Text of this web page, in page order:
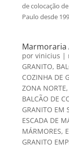
de colocação
Paulo desde
Marmoraria
por vinicius |
GRANITO,
COZINHA DE
ZONA NORTE,
BALCÃO DE
GRANITO EM
ESCADA DE
MÁRMORES,
GRANITO